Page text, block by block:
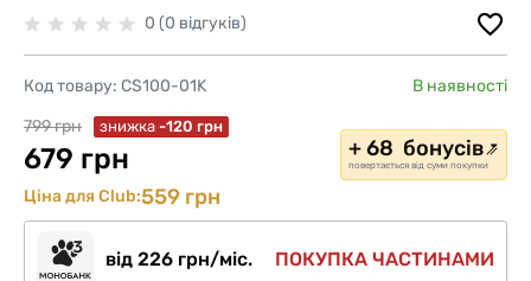
0 (0 відгуків)
Код товару: CS100-01K
В наявності
799 грн
знижка -120 грн
679 грн + 68 бонусів
повертається від суми покупки
Ціна для Club:559 грн
від 226 грн/міс. ПОКУПКА ЧАСТИНАМИ